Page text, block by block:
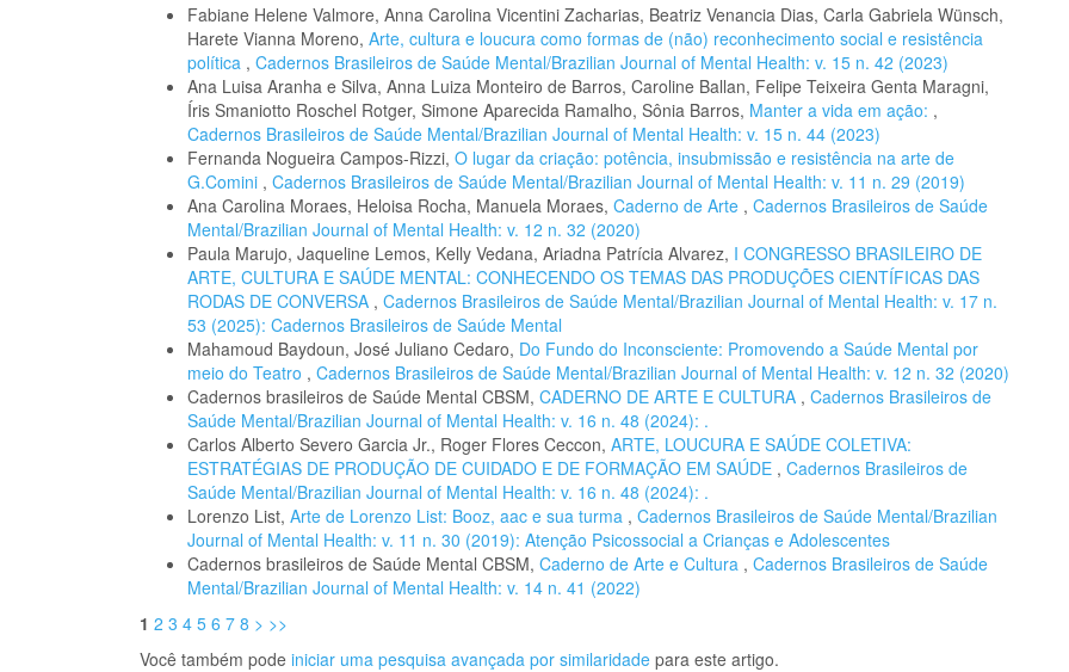
Fabiane Helene Valmore, Anna Carolina Vicentini Zacharias, Beatriz Venancia Dias, Carla Gabriela Wünsch,
Harete Vianna Moreno, Arte, cultura e loucura como formas de (não) reconhecimento social e resistência
política , Cadernos Brasileiros de Saúde Mental/Brazilian Journal of Mental Health: v. 15 n. 42 (2023)
Ana Luisa Aranha e Silva, Anna Luiza Monteiro de Barros, Caroline Ballan, Felipe Teixeira Genta Maragni,
Íris Smaniotto Roschel Rotger, Simone Aparecida Ramalho, Sônia Barros, Manter a vida em ação: ,
Cadernos Brasileiros de Saúde Mental/Brazilian Journal of Mental Health: v. 15 n. 44 (2023)
Fernanda Nogueira Campos-Rizzi, O lugar da criação: potência, insubmissão e resistência na arte de
G.Comini , Cadernos Brasileiros de Saúde Mental/Brazilian Journal of Mental Health: v. 11 n. 29 (2019)
Ana Carolina Moraes, Heloisa Rocha, Manuela Moraes, Caderno de Arte , Cadernos Brasileiros de Saúde
Mental/Brazilian Journal of Mental Health: v. 12 n. 32 (2020)
Paula Marujo, Jaqueline Lemos, Kelly Vedana, Ariadna Patrícia Alvarez, I CONGRESSO BRASILEIRO DE
ARTE, CULTURA E SAÚDE MENTAL: CONHECENDO OS TEMAS DAS PRODUÇÕES CIENTÍFICAS DAS
RODAS DE CONVERSA , Cadernos Brasileiros de Saúde Mental/Brazilian Journal of Mental Health: v. 17 n.
53 (2025): Cadernos Brasileiros de Saúde Mental
Mahamoud Baydoun, José Juliano Cedaro, Do Fundo do Inconsciente: Promovendo a Saúde Mental por
meio do Teatro , Cadernos Brasileiros de Saúde Mental/Brazilian Journal of Mental Health: v. 12 n. 32 (2020)
Cadernos brasileiros de Saúde Mental CBSM, CADERNO DE ARTE E CULTURA , Cadernos Brasileiros de
Saúde Mental/Brazilian Journal of Mental Health: v. 16 n. 48 (2024): .
Carlos Alberto Severo Garcia Jr., Roger Flores Ceccon, ARTE, LOUCURA E SAÚDE COLETIVA:
ESTRATÉGIAS DE PRODUÇÃO DE CUIDADO E DE FORMAÇÃO EM SAÚDE , Cadernos Brasileiros de
Saúde Mental/Brazilian Journal of Mental Health: v. 16 n. 48 (2024): .
Lorenzo List, Arte de Lorenzo List: Booz, aac e sua turma , Cadernos Brasileiros de Saúde Mental/Brazilian
Journal of Mental Health: v. 11 n. 30 (2019): Atenção Psicossocial a Crianças e Adolescentes
Cadernos brasileiros de Saúde Mental CBSM, Caderno de Arte e Cultura , Cadernos Brasileiros de Saúde
Mental/Brazilian Journal of Mental Health: v. 14 n. 41 (2022)
1 2 3 4 5 6 7 8 > >>
Você também pode iniciar uma pesquisa avançada por similaridade para este artigo.